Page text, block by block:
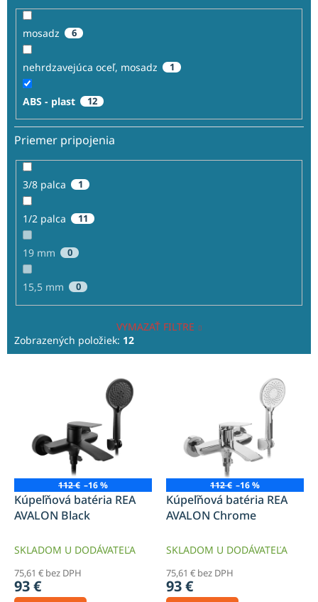
mosadz 6
nehrdzavejúca oceľ, mosadz 1
ABS - plast 12
Priemer pripojenia
3/8 palca 1
1/2 palca 11
19 mm 0
15,5 mm 0
VYMAZAŤ FILTRE
Zobrazených položiek: 12
o
u
112 € –16 %
Kúpeľňová batéria REA
AVALON Black
SKLADOM U DODÁVATEĽA
75,61 € bez DPH
93 €
112 € –16 %
Kúpeľňová batéria REA
AVALON Chrome
SKLADOM U DODÁVATEĽA
75,61 € bez DPH
93 €